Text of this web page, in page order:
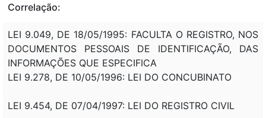
Correlação:
LEI 9.049, DE 18/05/1995: FACULTA O REGISTRO, NOS
DOCUMENTOS PESSOAIS DE IDENTIFICAÇÃO, DAS
INFORMAÇÕES QUE ESPECIFICA
LEI 9.278, DE 10/05/1996: LEI DO CONCUBINATO
LEI 9.454, DE 07/04/1997: LEI DO REGISTRO CIVIL